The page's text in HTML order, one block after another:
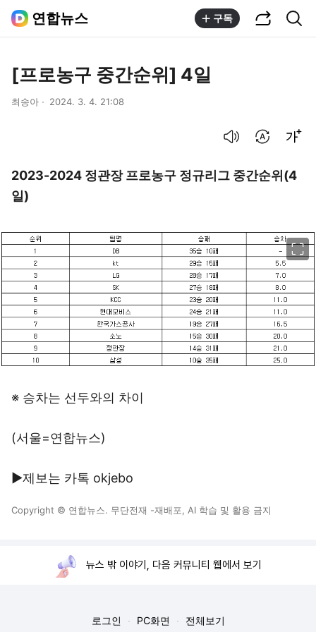
연합뉴스 구독
[프로농구 중간순위] 4일
최송아 2024. 3. 4. 21:08
2023-2024 정관장 프로농구 정규리그 중간순위(4
일)
※ 승차는 선두와의 차이
(서울=연합뉴스)
▶제보는 카톡 okjebo
Copyright © 연합뉴스. 무단전재 -재배포, AI 학습 및 활용 금지
뉴스 밖 이야기, 다음 커뮤니티 웹에서 보기
로그인 PC화면 전체보기